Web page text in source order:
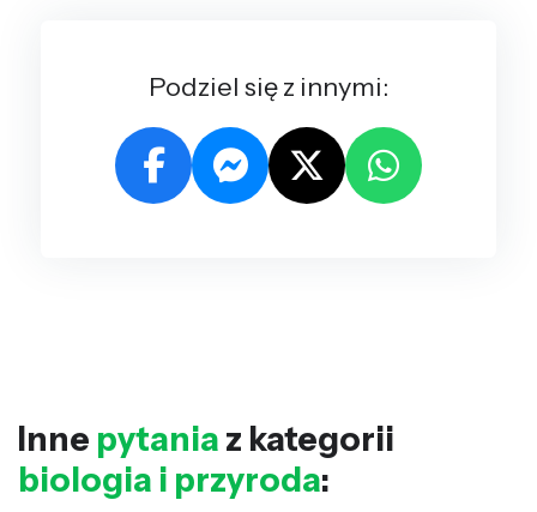
Podziel się z innymi:
Inne pytania z kategorii
biologia i przyroda: